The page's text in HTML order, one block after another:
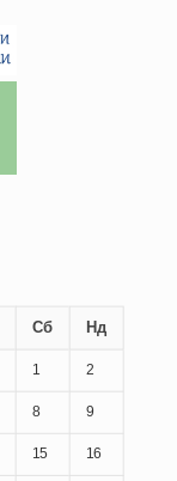
Сб Нд
1 2
8 9
15 16